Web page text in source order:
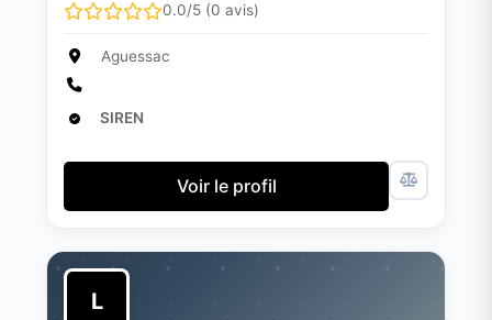
0.0/5 (0 avis)
Aguessac
SIREN
Voir le profil
L